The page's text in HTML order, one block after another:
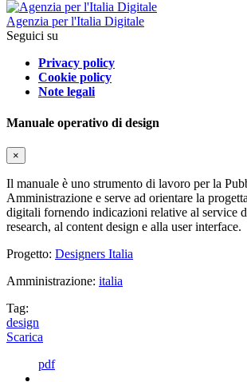
Agenzia per l'Italia Digitale
Seguici su
Privacy policy
Cookie policy
Note legali
Manuale operativo di design
×
Il manuale è uno strumento di lavoro per la
Amministrazione e serve ad orientare la
digitali fornendo indicazioni relative al service
research, al content design e alla user interface.
Progetto: Designers Italia
Amministrazione: italia
Tag:
design
Scarica
pdf